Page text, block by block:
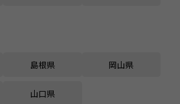
島根県 岡山県
山口県